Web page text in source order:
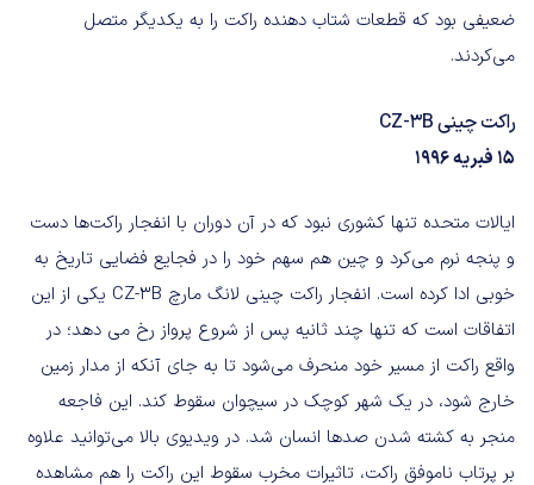
ضعیفی بود که قطعات شتاب دهنده راکت را به یکدیگر متصل
می‌کردند.
راکت چینی CZ-3B
۱۵ فبریه ۱۹۹۶
ایالات متحده تنها کشوری نبود که در آن دوران با انفجار راکت‌ها دست
و پنجه نرم می‌کرد و چین هم سهم خود را در فجایع فضایی تاریخ به
خوبی ادا کرده است. انفجار راکت چینی لانگ مارچ CZ-3B یکی از این
اتفاقات است که تنها چند ثانیه پس از شروع پرواز رخ می دهد؛ در
واقع راکت از مسیر خود منحرف می‌شود تا به جای آنکه از مدار زمین
خارج شود، در یک شهر کوچک در سیچوان سقوط کند. این فاجعه
منجر به کشته شدن صد‌ها انسان شد. در ویدیوی بالا می‌توانید علاوه
بر پرتاب ناموفق راکت، تاثیرات مخرب سقوط این راکت را هم مشاهده